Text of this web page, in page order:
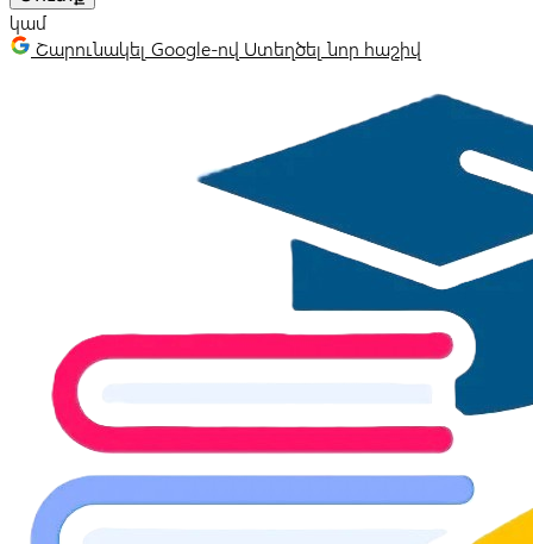
կամ
Շարունակել Google-ով Ստեղծել նոր հաշիվ